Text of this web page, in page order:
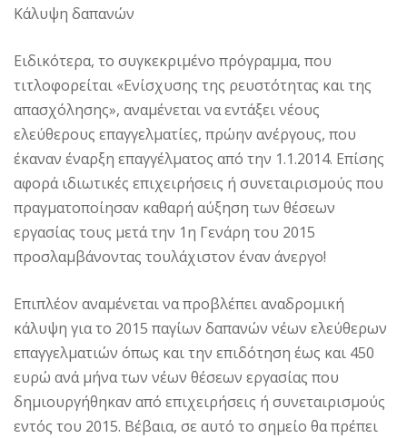
Κάλυψη δαπανών
Ειδικότερα, το συγκεκριμένο πρόγραμμα, που
τιτλοφορείται «Ενίσχυσης της ρευστότητας και της
απασχόλησης», αναμένεται να εντάξει νέους
ελεύθερους επαγγελματίες, πρώην ανέργους, που
έκαναν έναρξη επαγγέλματος από την 1.1.2014. Επίσης
αφορά ιδιωτικές επιχειρήσεις ή συνεταιρισμούς που
πραγματοποίησαν καθαρή αύξηση των θέσεων
εργασίας τους μετά την 1η Γενάρη του 2015
προσλαμβάνοντας τουλάχιστον έναν άνεργο!
Επιπλέον αναμένεται να προβλέπει αναδρομική
κάλυψη για το 2015 παγίων δαπανών νέων ελεύθερων
επαγγελματιών όπως και την επιδότηση έως και 450
ευρώ ανά μήνα των νέων θέσεων εργασίας που
δημιουργήθηκαν από επιχειρήσεις ή συνεταιρισμούς
εντός του 2015. Βέβαια, σε αυτό το σημείο θα πρέπει